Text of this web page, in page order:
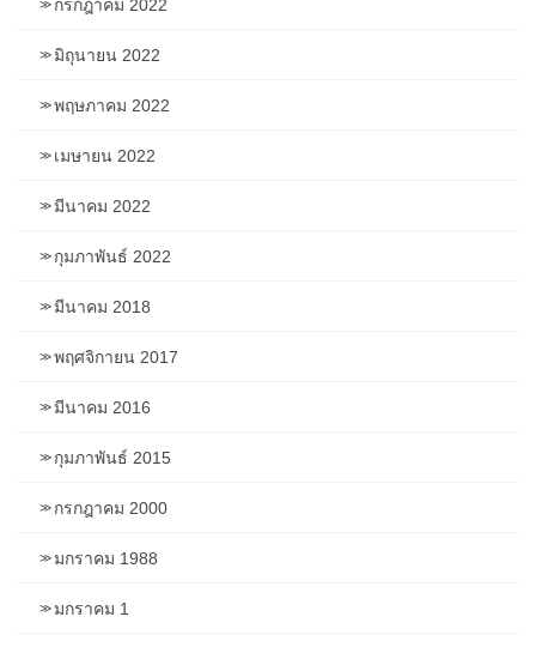
กรกฎาคม 2022
มิถุนายน 2022
พฤษภาคม 2022
เมษายน 2022
มีนาคม 2022
กุมภาพันธ์ 2022
มีนาคม 2018
พฤศจิกายน 2017
มีนาคม 2016
กุมภาพันธ์ 2015
กรกฎาคม 2000
มกราคม 1988
มกราคม 1